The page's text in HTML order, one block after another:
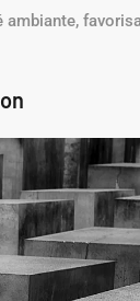
ambiante,